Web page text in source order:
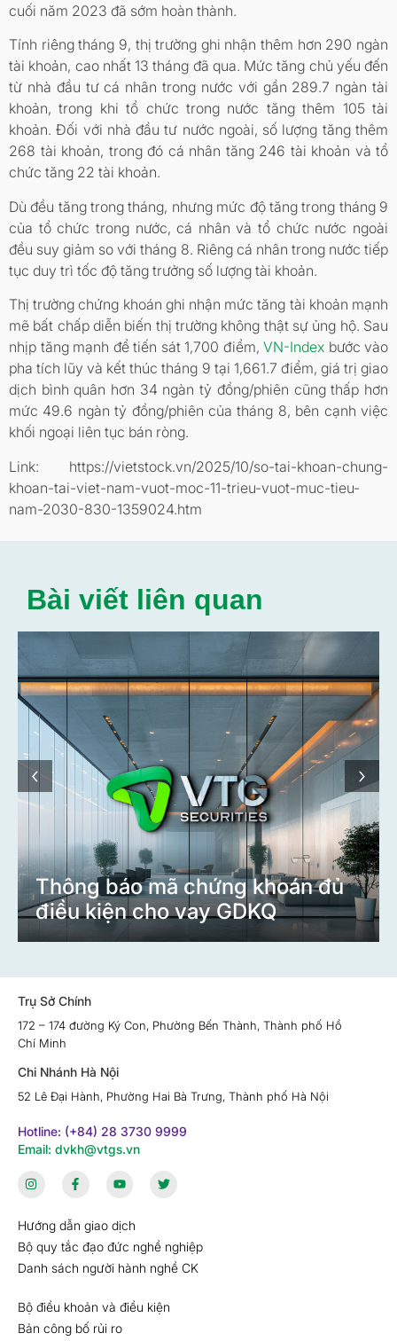
cuối năm 2023 đã sớm hoàn thành.
Tính riêng tháng 9, thị trường ghi nhận thêm hơn 290 ngàn
tài khoản, cao nhất 13 tháng đã qua. Mức tăng chủ yếu đến
từ nhà đầu tư cá nhân trong nước với gần 289.7 ngàn tài
khoản, trong khi tổ chức trong nước tăng thêm 105 tài
khoản. Đối với nhà đầu tư nước ngoài, số lượng tăng thêm
268 tài khoản, trong đó cá nhân tăng 246 tài khoản và tổ
chức tăng 22 tài khoản.
Dù đều tăng trong tháng, nhưng mức độ tăng trong tháng 9
của tổ chức trong nước, cá nhân và tổ chức nước ngoài
đều suy giảm so với tháng 8. Riêng cá nhân trong nước tiếp
tục duy trì tốc độ tăng trưởng số lượng tài khoản.
Thị trường chứng khoán ghi nhận mức tăng tài khoản mạnh
mẽ bất chấp diễn biến thị trường không thật sự ủng hộ. Sau
nhịp tăng mạnh để tiến sát 1,700 điểm, VN-Index bước vào
pha tích lũy và kết thúc tháng 9 tại 1,661.7 điểm, giá trị giao
dịch bình quân hơn 34 ngàn tỷ đồng/phiên cũng thấp hơn
mức 49.6 ngàn tỷ đồng/phiên của tháng 8, bên cạnh việc
khối ngoại liên tục bán ròng.
Link: https://vietstock.vn/2025/10/so-tai-khoan-chung-
khoan-tai-viet-nam-vuot-moc-11-trieu-vuot-muc-tieu-
nam-2030-830-1359024.htm
Bài viết liên quan
Thông báo mã chứng khoán đủ
điều kiện cho vay GDKQ
‹ ›
Trụ Sở Chính
172 – 174 đường Ký Con, Phường Bến Thành, Thành phố Hồ
Chí Minh
Chi Nhánh Hà Nội
52 Lê Đại Hành, Phường Hai Bà Trưng, Thành phố Hà Nội
Hotline: (+84) 28 3730 9999
Email: dvkh@vtgs.vn
Hướng dẫn giao dịch
Bộ quy tắc đạo đức nghề nghiệp
Danh sách người hành nghề CK
Bộ điều khoản và điều kiện
Bản công bố rủi ro